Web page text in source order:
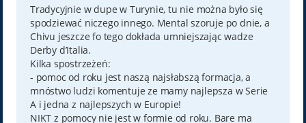
t
Tradycyjnie w dupe w Turynie, tu nie można było się
spodziewać niczego innego. Mental szoruje po dnie, a
Chivu jeszcze fo tego dokłada umniejszając wadze
Derby d’Italia.
Kilka spostrzeżeń:
- pomoc od roku jest naszą najsłabszą formacja, a
mnóstwo ludzi komentuje ze mamy najlepsza w Serie
A i jedna z najlepszych w Europie!
NIKT z pomocy nie jest w formie od roku. Bare ma